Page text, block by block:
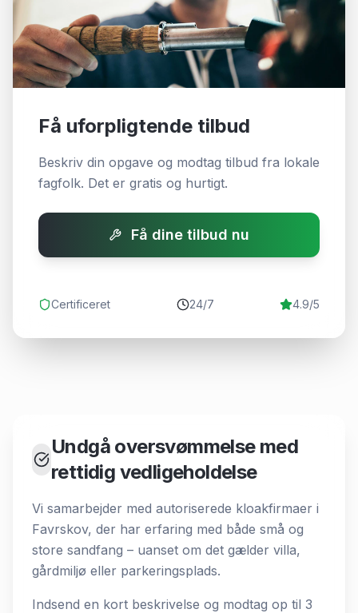
Få uforpligtende tilbud
Beskriv din opgave og modtag tilbud fra lokale
fagfolk. Det er gratis og hurtigt.
Få dine tilbud nu
Certificeret 24/7 4.9/5
Undgå oversvømmelse med
rettidig vedligeholdelse
Vi samarbejder med autoriserede kloakfirmaer i
Favrskov, der har erfaring med både små og
store sandfang – uanset om det gælder villa,
gårdmiljø eller parkeringsplads.
Indsend en kort beskrivelse og modtag op til 3